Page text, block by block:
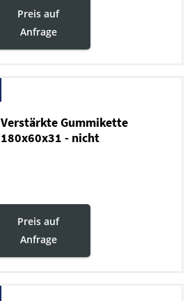
Preis auf
Anfrage
Verstärkte Gummikette
180x60x31 - nicht
Preis auf
Anfrage